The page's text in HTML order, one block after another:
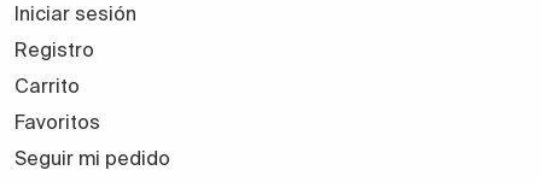
Iniciar sesión
Registro
Carrito
Favoritos
Seguir mi pedido